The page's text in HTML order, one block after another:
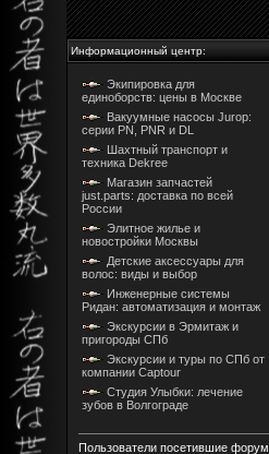
Информационный центр:
Экипировка для
единоборств: цены в Москве
Вакуумные насосы Jurop:
серии PN, PNR и DL
Шахтный транспорт и
техника Dekree
Магазин запчастей
just.parts: доставка по всей
России
Элитное жилье и
новостройки Москвы
Детские аксессуары для
волос: виды и выбор
Инженерные системы
Ридан: автоматизация и монтаж
Экскурсии в Эрмитаж и
пригороды СПб
Экскурсии и туры по СПб от
компании Captour
Студия Улыбки: лечение
зубов в Волгограде
Пользователи посетившие форум